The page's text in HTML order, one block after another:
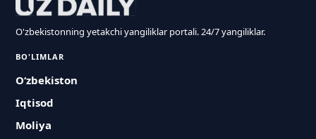
O'zbekistonning yetakchi yangiliklar portali. 24/7 yangiliklar.
BO'LIMLAR
O‘zbekiston
Iqtisod
Moliya